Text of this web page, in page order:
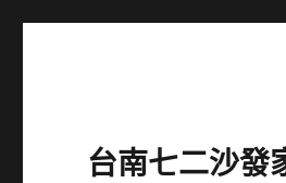
台南七二沙發